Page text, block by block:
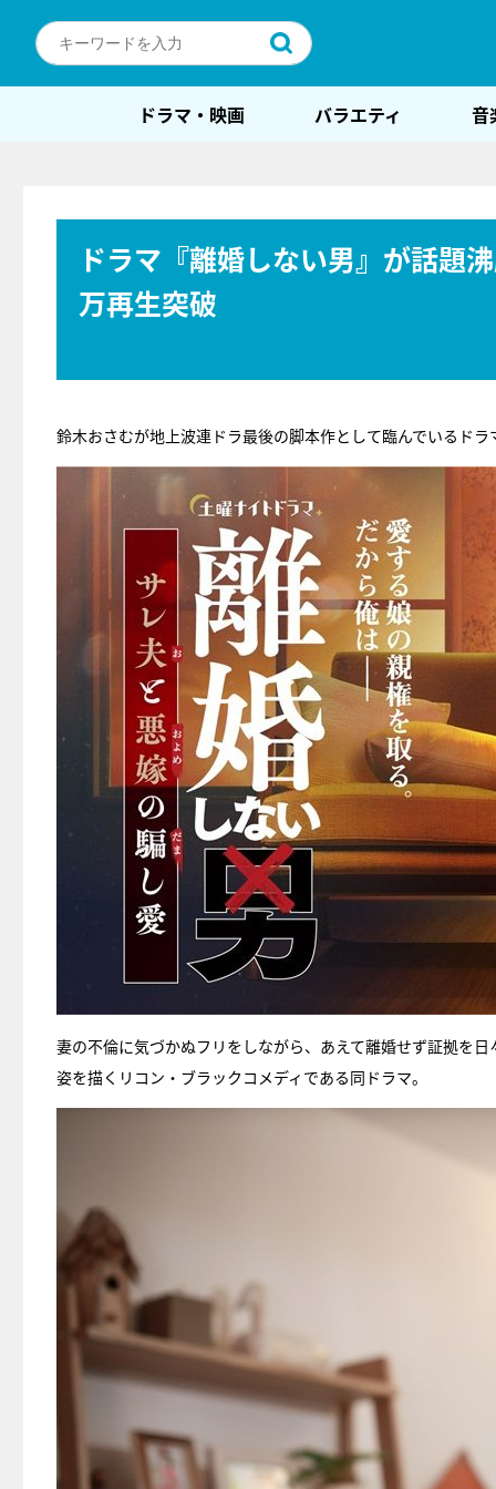
ドラマ・映画 バラエティ 音
ドラマ『離婚しない男』が話題
万再生突破
鈴木おさむが地上波連ドラ最後の脚本作として臨んでいるドラ
妻の不倫に気づかぬフリをしながら、あえて離婚せず証拠を
姿を描くリコン・ブラックコメディである同ドラマ。